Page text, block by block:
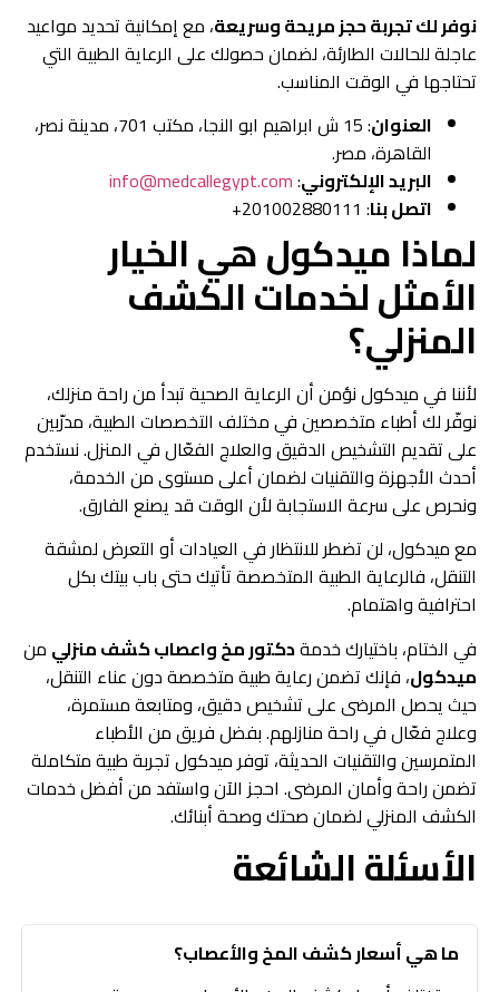
نوفر لك تجربة حجز مريحة وسريعة، مع إمكانية تحديد مواعيد
عاجلة للحالات الطارئة، لضمان حصولك على الرعاية الطبية التي
تحتاجها في الوقت المناسب.
العنوان
: 15 ش ابراهيم ابو النجا، مكتب 701، مدينة نصر،
القاهرة، مصر.
البريد الإلكتروني:
info@medcallegypt.com
اتصل بنا: 201002880111+
لماذا ميدكول هي الخيار
الأمثل لخدمات الكشف
المنزلي؟
لأننا في ميدكول نؤمن أن الرعاية الصحية تبدأ من راحة منزلك،
نوفّر لك أطباء متخصصين في مختلف التخصصات الطبية، مدرّبين
على تقديم التشخيص الدقيق والعلاج الفعّال في المنزل. نستخدم
أحدث الأجهزة والتقنيات لضمان أعلى مستوى من الخدمة،
ونحرص على سرعة الاستجابة لأن الوقت قد يصنع الفارق.
مع ميدكول، لن تضطر للانتظار في العيادات أو التعرض لمشقة
التنقل، فالرعاية الطبية المتخصصة تأتيك حتى باب بيتك بكل
احترافية واهتمام.
في الختام، باختيارك خدمةدكتور مخ واعصاب كشف منزلي من
ميدكول، فإنك تضمن رعاية طبية متخصصة دون عناء التنقل،
حيث يحصل المرضى على تشخيص دقيق، ومتابعة مستمرة،
وعلاج فعّال في راحة منازلهم. بفضل فريق من الأطباء
المتمرسين والتقنيات الحديثة، توفر ميدكول تجربة طبية متكاملة
تضمن راحة وأمان المرضى. احجز الآن واستفد من أفضل خدمات
الكشف المنزلي لضمان صحتك وصحة أبنائك.
الأسئلة الشائعة
ما هي أسعار كشف المخ والأعصاب؟